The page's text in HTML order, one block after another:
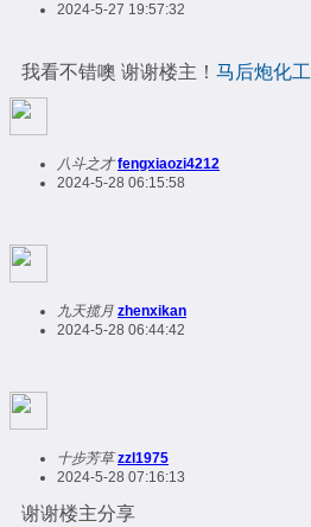
2024-5-27 19:57:32
我看不错噢 谢谢楼主！ 马后炮化工
八斗之才 fengxiaozi4212
2024-5-28 06:15:58
九天揽月 zhenxikan
2024-5-28 06:44:42
十步芳草 zzl1975
2024-5-28 07:16:13
谢谢楼主分享